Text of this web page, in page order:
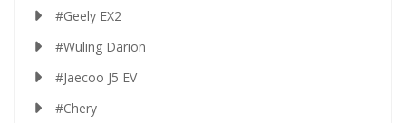
#Geely EX2
#Wuling Darion
#Jaecoo J5 EV
#Chery